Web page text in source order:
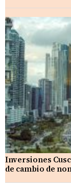
Inversiones
de cambio de